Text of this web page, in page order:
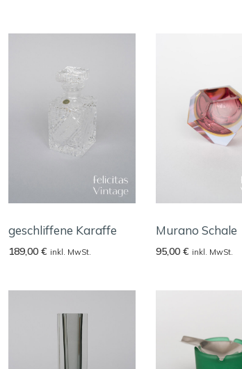
geschliffene Karaffe
189,00€ inkl. MwSt.
Murano Schale
95,00€ inkl. MwSt.